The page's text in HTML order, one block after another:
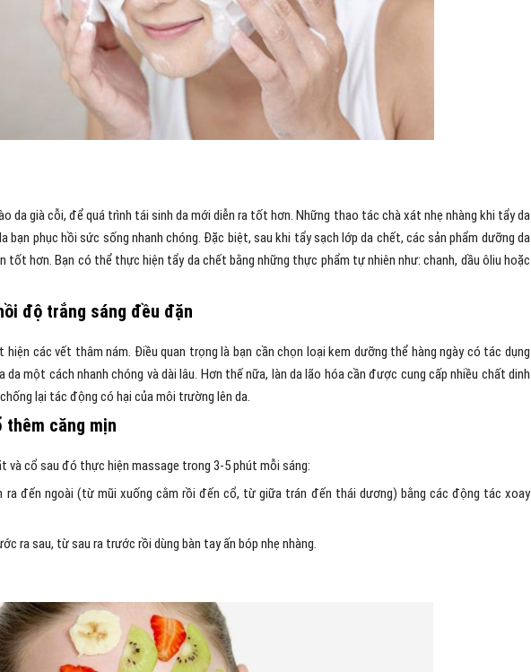
da già cỗi, để quá trình tái sinh da mới diễn ra tốt hơn. Những thao tác chà xát nhẹ nhàng khi tẩy da
bạn phục hồi sức sống nhanh chóng. Đặc biệt, sau khi tẩy sạch lớp da chết, các sản phẩm dưỡng da
tốt hơn. Bạn có thể thực hiện tẩy da chết bằng những thực phẩm tự nhiên như: chanh, dầu ôliu hoặc
độ trắng sáng đều đặn
hiện các vết thâm nám. Điều quan trọng là bạn cần chọn loại kem dưỡng thể hàng ngày có tác dụng
một cách nhanh chóng và dài lâu. Hơn thế nữa, làn da lão hóa cần được cung cấp nhiều chất dinh
lại tác động có hại của môi trường lên da.
thêm căng mịn
và cổ sau đó thực hiện massage trong 3-5 phút mỗi sáng:
đến ngoài (từ mũi xuống cằm rồi đến cổ, từ giữa trán đến thái dương) bằng các động tác xoay
ra sau, từ sau ra trước rồi dùng bàn tay ấn bóp nhẹ nhàng.